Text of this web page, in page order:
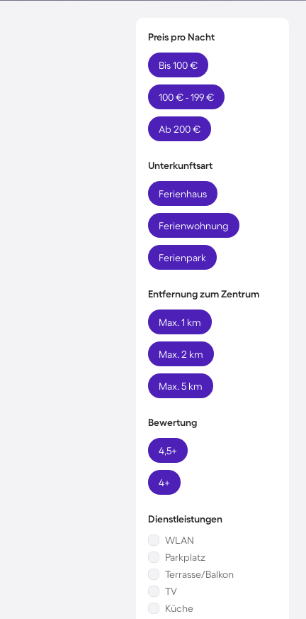
Preis pro Nacht
Bis 100 €
100 € - 199 €
Ab 200 €
Unterkunftsart
Ferienhaus
Ferienwohnung
Ferienpark
Entfernung zum Zentrum
Max. 1 km
Max. 2 km
Max. 5 km
Bewertung
4,5+
4+
Dienstleistungen
WLAN
Parkplatz
Terrasse/Balkon
TV
Küche